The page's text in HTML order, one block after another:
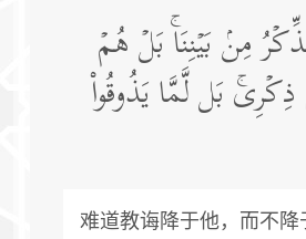
مِنۢ بَیۡنِنَاۚ بَلۡ هُمۡ
بَل لَّمَّا یَذُوقُوا۟
难道教诲降于他，而不降